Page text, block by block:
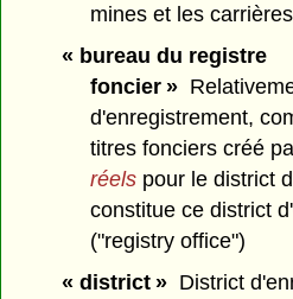
mines et les
« bureau du registre
foncier »
d'enregistrement,
titres fonciers créé
réels pour le district
constitue ce district
("registry office")
« district »District